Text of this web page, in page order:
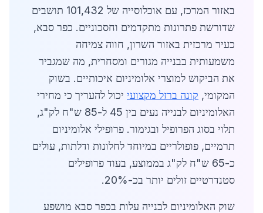
באזור המרכז, עם אוכלוסייה של 101,432 תושבים
שדורשת פתרונות מתקדמים וחסכוניים. כפר סבא,
כעיר מרכזית באזור השרון, חווה צמיחה
משמעותית בבנייה מגורים ומסחרית, מה שמגביר
את הביקוש למוצרי אלומיניום איכותיים. בשוק
המקומי, קונה ברזל מקצועי יכול להעריך כי מחירי
האלומיניום לבנייה נעים בין 45 ל-85 ש"ח לק"ג,
תלוי בסוג הפרופיל ובגימור. פרופילי אלומיניום
תרמיים, פופולריים במיוחד לחלונות ודלתות, עולים
כ-65 ש"ח לק"ג בממוצע, בעוד פרופילים
סטנדרטיים זולים יותר בכ-20%.
שוק האלומיניום לבנייה עלות בכפר סבא מושפע